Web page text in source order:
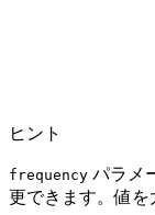
ヒント
frequency パラメ
更できます。値を